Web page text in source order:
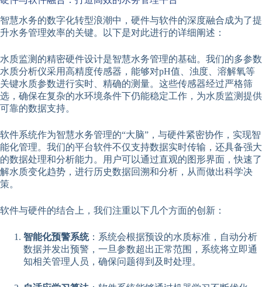
智慧水务的数字化转型浪潮中，硬件与软件的深度融合成为了提
升水务管理效率的关键。以下是对此进行的详细阐述：
水质监测的精密硬件设计是智慧水务管理的基础。我们的多参数
水质分析仪采用高精度传感器，能够对pH值、浊度、溶解氧等
关键水质参数进行实时、精确的测量。这些传感器经过严格筛
选，确保在复杂的水环境条件下仍能稳定工作，为水质监测提供
可靠的数据支持。
软件系统作为智慧水务管理的“大脑”，与硬件紧密协作，实现智
能化管理。我们的平台软件不仅支持数据实时传输，还具备强大
的数据处理和分析能力。用户可以通过直观的图形界面，快速了
解水质变化趋势，进行历史数据回溯和分析，从而做出科学决
策。
软件与硬件的结合上，我们注重以下几个方面的创新：
智能化预警系统：系统会根据预设的水质标准，自动分析
数据并发出预警，一旦参数超出正常范围，系统将立即通
知相关管理人员，确保问题得到及时处理。